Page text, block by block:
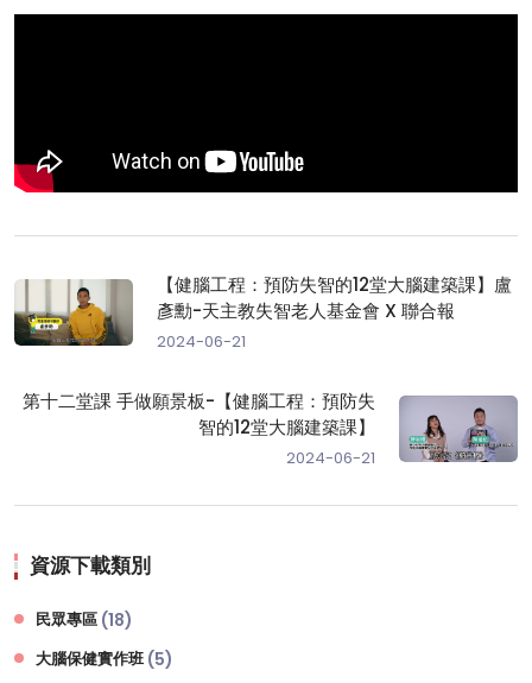
【健腦工程：預防失智的12堂大腦建築課】盧
彥勳-天主教失智老人基金會 X 聯合報
2024-06-21
第十二堂課 手做願景板-【健腦工程：預防失
智的12堂大腦建築課】
2024-06-21
資源下載類別
民眾專區 (18)
大腦保健實作班 (5)